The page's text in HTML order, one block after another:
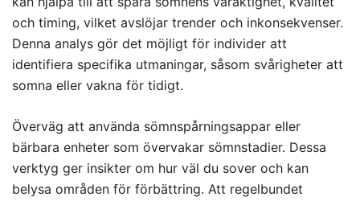
och timing, vilket avslöjar trender och inkonsekvenser.
Denna analys gör det möjligt för individer att
identifiera specifika utmaningar, såsom svårigheter att
somna eller vakna för tidigt.
Överväg att använda sömnspårningsappar eller
bärbara enheter som övervakar sömnstadier. Dessa
verktyg ger insikter om hur väl du sover och kan
belysa områden för förbättring. Att regelbundet